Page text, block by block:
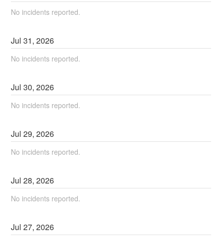
No incidents reported.
Jul31,2026
No incidents reported.
Jul30,2026
No incidents reported.
Jul29,2026
No incidents reported.
Jul28,2026
No incidents reported.
Jul27,2026